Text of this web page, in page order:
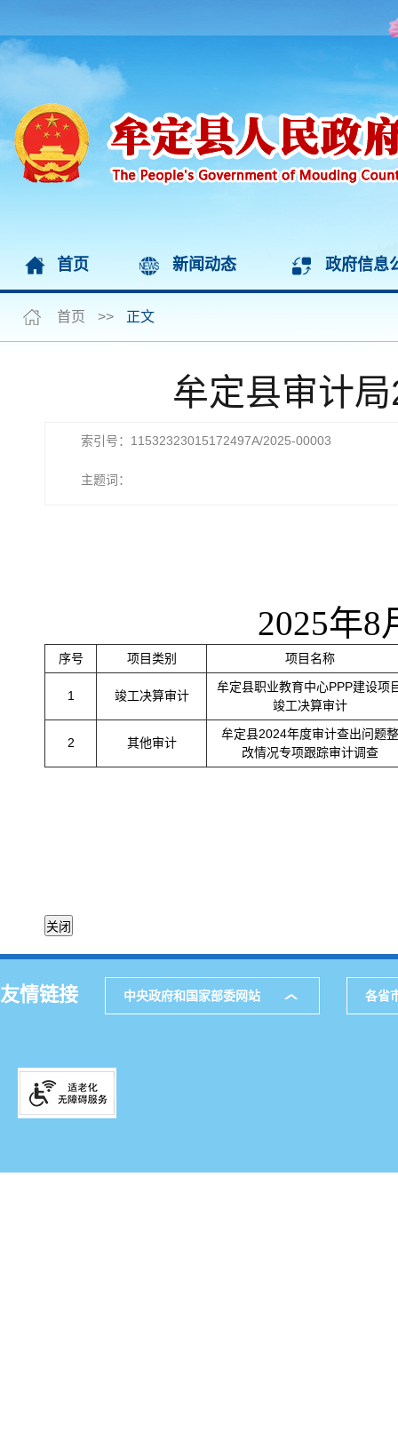
首页 新闻动态 政府信息
首页 >> 正文
牟定县审计
索引号：11532323015172497A/2025-00003
主题词：
2025年8月
序号 项目类别 项目名称
1 竣工决算审计
牟定县职业教育中心PPP建设项
竣工决算审计
2 其他审计
牟定县2024年度审计查出问题整
改情况专项跟踪审计调查
友情链接 中央政府和国家部委网站 各省